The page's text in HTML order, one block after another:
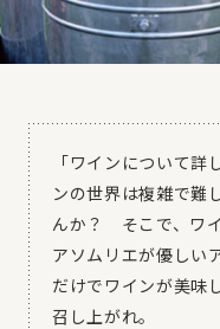
「ワインについて
ンの世界は複雑で難
んか？ そこで、ワ
アソムリエが優しい
だけでワインが美味
召し上がれ。